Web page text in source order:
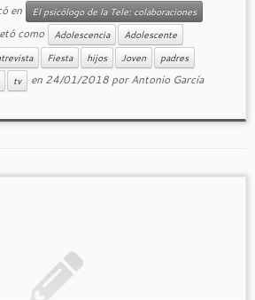
en
El psicólogo de la Tele: colaboraciones
como Adolescencia
Adolescente
Fiesta hijos Joven
padres
tv en 24/01/2018 porAntonio García